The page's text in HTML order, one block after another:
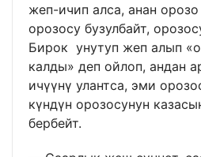
жеп-ичип алса, анан
орозосу бузулбайт,
Бирок унутуп жеп алып
калды» деп ойлоп, андан
ичүүнү улантса, эми
күндүн орозосунун
бербейт.